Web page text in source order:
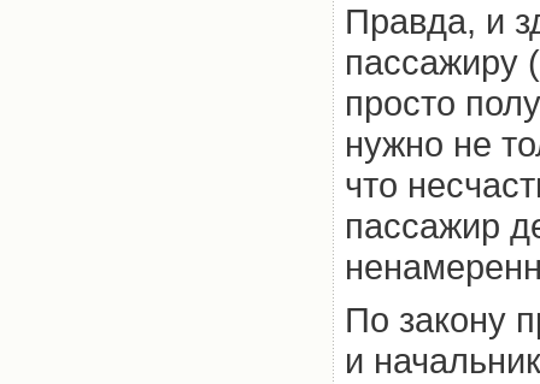
Правда, и
пассажиру
просто
нужно не
что
пассажир
По закону
и